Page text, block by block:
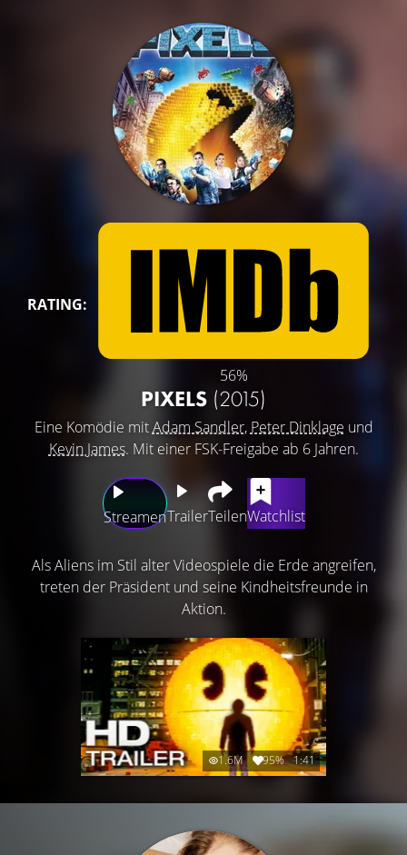
RATING:
56%
PIXELS (2015)
Eine Komödie mitAdam Sandler, Peter Dinklage und
Kevin James. Mit einer FSK-Freigabe ab 6 Jahren.
StreamenTrailerTeilenWatchlist
Als Aliens im Stil alter Videospiele die Erde angreifen,
treten der Präsident und seine Kindheitsfreunde in
Aktion.
1.6M 95% 1:41